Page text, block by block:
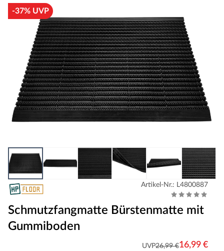
-37% UVP
Artikel-Nr.: L4800887
Schmutzfangmatte Bürstenmatte mit
Gummiboden
UVP26,99 €16,99 €